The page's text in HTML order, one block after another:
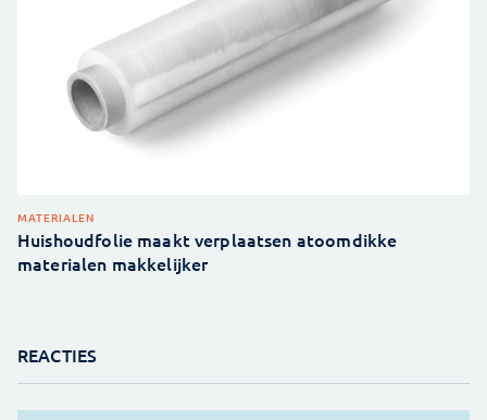
MATERIALEN
Huishoudfolie maakt verplaatsen atoomdikke
materialen makkelijker
REACTIES